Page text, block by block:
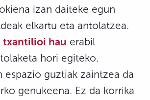
izan daiteke egun
elkartu eta antolatzea.
txantilioi hau erabil
hori egiteko.
espazio guztiak zaintzea da
genukeena. Ez da korrika